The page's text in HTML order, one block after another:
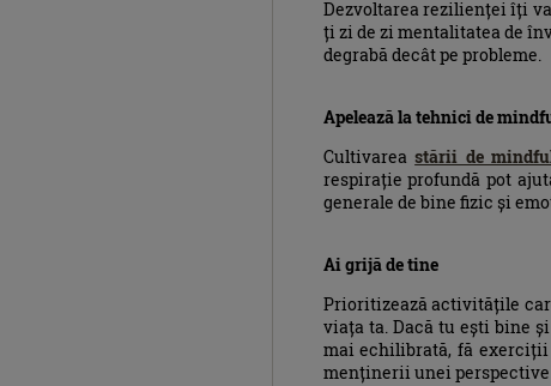
Dezvoltarea rezilienței îți
ți zi de zi mentalitatea de
degrabă decât pe probleme.
Apelează la tehnici de
Cultivareastării de
respirație profundă pot
generale de bine fizic și
Ai grijă de tine
Prioritizează activitățile
viața ta. Dacă tu ești bine
mai echilibrată, fă
menținerii unei